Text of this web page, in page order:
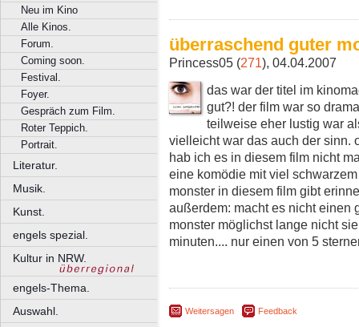
Neu im Kino
Alle Kinos.
Forum.
Coming soon.
Festival.
Foyer.
Gespräch zum Film.
Roter Teppich.
Portrait.
Literatur.
Musik.
Kunst.
engels spezial.
Kultur in NRW.
engels-Thema.
Auswahl.
überraschend guter
Princess05 (271), 04.04.2007
das war der titel im
gut?! der film war so
teilweise eher lustig war
vielleicht war das auch der sinn.
hab ich es in diesem film nicht
eine komödie mit viel
monster in diesem film gibt
außerdem: macht es nicht einen
monster möglichst lange nicht
minuten.... nur einen von 5
Weitersagen Feedback